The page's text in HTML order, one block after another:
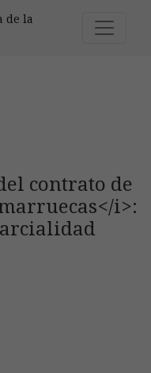
de la
contrato de
i>: